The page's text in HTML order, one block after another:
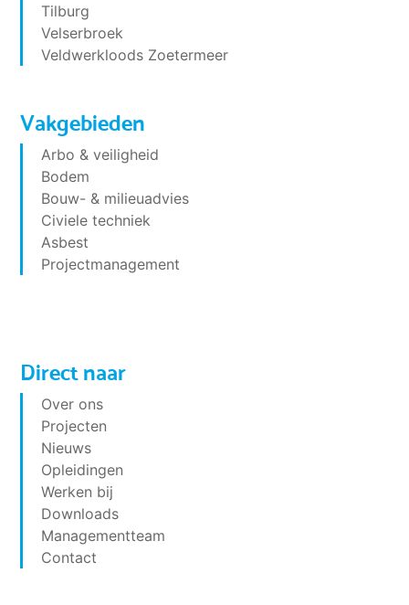
Tilburg
Velserbroek
Veldwerkloods Zoetermeer
Vakgebieden
Arbo & veiligheid
Bodem
Bouw- & milieuadvies
Civiele techniek
Asbest
Projectmanagement
Direct naar
Over ons
Projecten
Nieuws
Opleidingen
Werken bij
Downloads
Managementteam
Contact